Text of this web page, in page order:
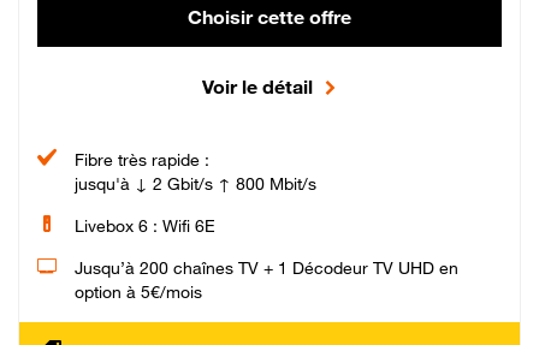
Choisir cette offre
Voir le détail
Fibre très rapide :
jusqu'à ↓ 2 Gbit/s ↑ 800 Mbit/s
Livebox 6 : Wifi 6E
Jusqu’à 200 chaînes TV + 1 Décodeur TV UHD en
option à 5€/mois